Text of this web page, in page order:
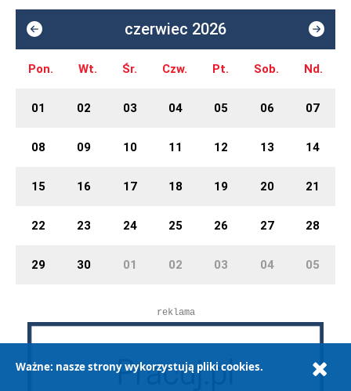
czerwiec 2026
Pon. Wt. Śr. Czw. Pt. Sob. Nd.
01 02 03 04 05 06 07
08 09 10 11 12 13 14
15 16 17 18 19 20 21
22 23 24 25 26 27 28
29 30 01 02 03 04 05
reklama
Ważne: nasze strony wykorzystują pliki cookies.